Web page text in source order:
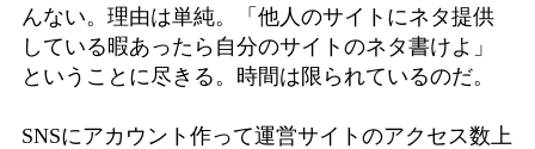
んない。理由は単純。「他人のサイトにネタ提供
している暇あったら自分のサイトのネタ書けよ」
ということに尽きる。時間は限られているのだ。
SNSにアカウント作って運営サイトのアクセス数上